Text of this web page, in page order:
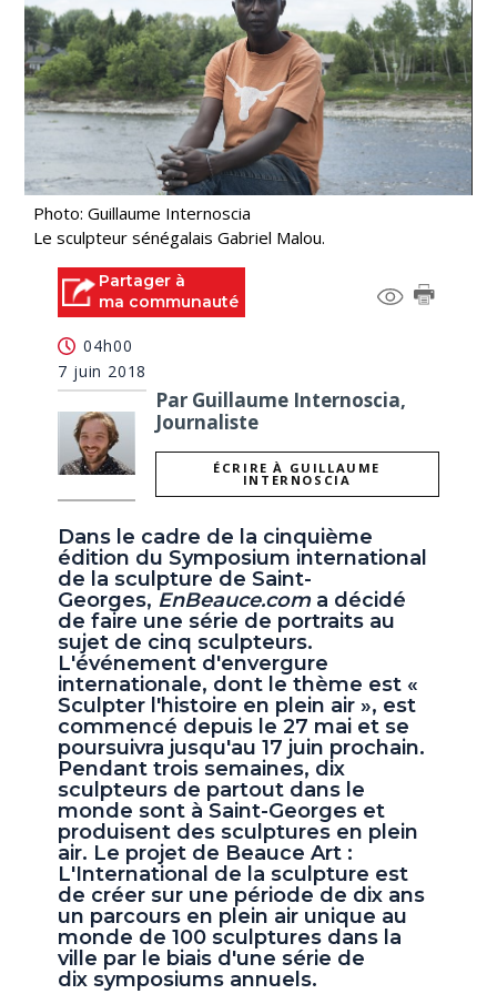
Photo: Guillaume Internoscia
Le sculpteur sénégalais Gabriel Malou.
Partager à
ma communauté
04h00
7 juin 2018
Par Guillaume Internoscia,
Journaliste
ÉCRIRE À GUILLAUME
INTERNOSCIA
Dans le cadre de la cinquième
édition du Symposium international
de la sculpture de Saint-
Georges, EnBeauce.com a décidé
de faire une série de portraits au
sujet de cinq sculpteurs.
L'événement d'envergure
internationale, dont le thème est «
Sculpter l'histoire en plein air », est
commencé depuis le 27 mai et se
poursuivra jusqu'au 17 juin prochain.
Pendant trois semaines, dix
sculpteurs de partout dans le
monde sont à Saint-Georges et
produisent des sculptures en plein
air. Le projet de Beauce Art :
L'International de la sculpture est
de créer sur une période de dix ans
un parcours en plein air unique au
monde de 100 sculptures dans la
ville par le biais d'une série de
dix symposiums annuels.